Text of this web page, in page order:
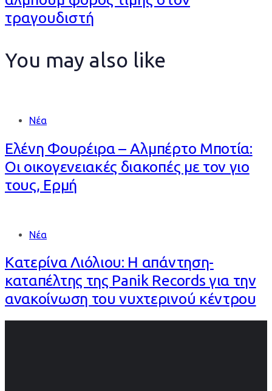
τραγουδιστή
You may also like
Νέα
Ελένη Φουρέιρα – Αλμπέρτο Μποτία:
Οι οικογενειακές διακοπές με τον γιο
τους, Ερμή
Νέα
Κατερίνα Λιόλιου: Η απάντηση-
καταπέλτης της Panik Records για την
ανακοίνωση του νυχτερινού κέντρου